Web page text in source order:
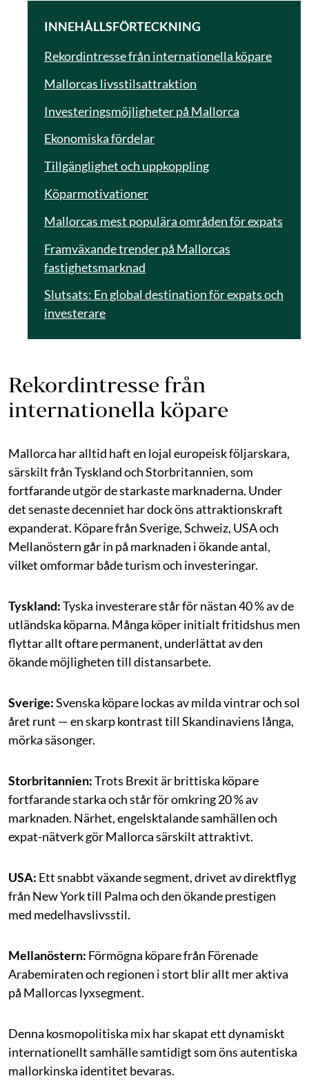
INNEHÅLLSFÖRTECKNING
Rekordintresse från internationella köpare
Mallorcas livsstilsattraktion
Investeringsmöjligheter på Mallorca
Ekonomiska fördelar
Tillgänglighet och uppkoppling
Köparmotivationer
Mallorcas mest populära områden för expats
Framväxande trender på Mallorcas
fastighetsmarknad
Slutsats: En global destination för expats och
investerare
Rekordintresse från
internationella köpare
Mallorca har alltid haft en lojal europeisk följarskara,
särskilt från Tyskland och Storbritannien, som
fortfarande utgör de starkaste marknaderna. Under
det senaste decenniet har dock öns attraktionskraft
expanderat. Köpare från Sverige, Schweiz, USA och
Mellanöstern går in på marknaden i ökande antal,
vilket omformar både turism och investeringar.
Tyskland:Tyska investerare står för nästan 40 % av de
utländska köparna. Många köper initialt fritidshus men
flyttar allt oftare permanent, underlättat av den
ökande möjligheten till distansarbete.
Sverige:Svenska köpare lockas av milda vintrar och sol
året runt — en skarp kontrast till Skandinaviens långa,
mörka säsonger.
Storbritannien:Trots Brexit är brittiska köpare
fortfarande starka och står för omkring 20 % av
marknaden. Närhet, engelsktalande samhällen och
expat-nätverk gör Mallorca särskilt attraktivt.
USA: Ett snabbt växande segment, drivet av direktflyg
från New York till Palma och den ökande prestigen
med medelhavslivsstil.
Mellanöstern: Förmögna köpare från Förenade
Arabemiraten och regionen i stort blir allt mer aktiva
på Mallorcas lyxsegment.
Denna kosmopolitiska mix har skapat ett dynamiskt
internationellt samhälle samtidigt som öns autentiska
mallorkinska identitet bevaras.